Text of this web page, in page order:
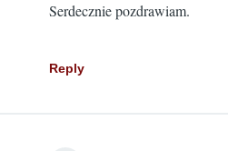
Serdecznie pozdrawiam.
Reply